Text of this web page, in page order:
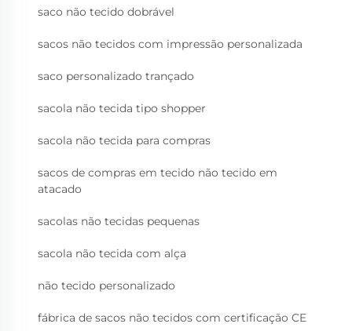
saco não tecido dobrável
sacos não tecidos com impressão personalizada
saco personalizado trançado
sacola não tecida tipo shopper
sacola não tecida para compras
sacos de compras em tecido não tecido em
atacado
sacolas não tecidas pequenas
sacola não tecida com alça
não tecido personalizado
fábrica de sacos não tecidos com certificação CE